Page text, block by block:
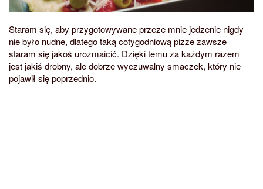
Staram się, aby przygotowywane przeze mnie jedzenie nigdy
nie było nudne, dlatego taką cotygodniową pizze zawsze
staram się jakoś urozmaicić. Dzięki temu za każdym razem
jest jakiś drobny, ale dobrze wyczuwalny smaczek, który nie
pojawił się poprzednio.